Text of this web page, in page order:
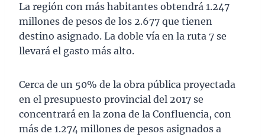
La región con más habitantes obtendrá 1.247
millones de pesos de los 2.677 que tienen
destino asignado. La doble vía en la ruta 7 se
llevará el gasto más alto.
Cerca de un 50% de la obra pública proyectada
en el presupuesto provincial del 2017 se
concentrará en la zona de la Confluencia, con
más de 1.274 millones de pesos asignados a